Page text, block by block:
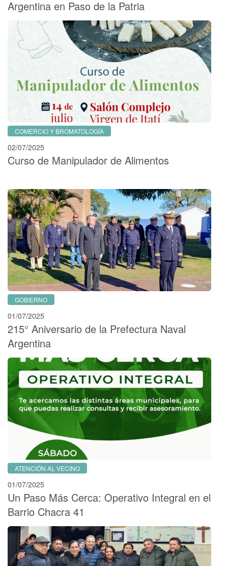
Argentina en Paso de la Patria
COMERCIO Y BROMATOLOGÍA
02/07/2025
Curso de Manipulador de Alimentos
GOBIERNO
01/07/2025
215° Aniversario de la Prefectura Naval
Argentina
ATENCIÓN AL VECINO
01/07/2025
Un Paso Más Cerca: Operativo Integral en el
Barrio Chacra 41